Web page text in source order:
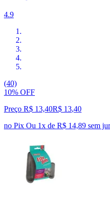
4.9
(40)
10% OFF
Preço R$ 13,40R$ 13,40
no Pix Ou 1x de R$ 14,89 sem